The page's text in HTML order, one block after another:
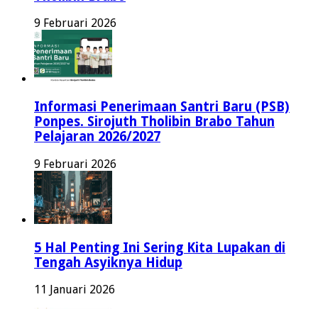
9 Februari 2026
Informasi Penerimaan Santri Baru (PSB)
Ponpes. Sirojuth Tholibin Brabo Tahun
Pelajaran 2026/2027
9 Februari 2026
5 Hal Penting Ini Sering Kita Lupakan di
Tengah Asyiknya Hidup
11 Januari 2026